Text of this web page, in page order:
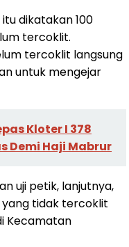
dikatakan 100
tercoklit.
tercoklit langsung
untuk mengejar
Kloter I 378
Demi Haji Mabrur
uji petik, lanjutnya,
yang tidak tercoklit
Kecamatan